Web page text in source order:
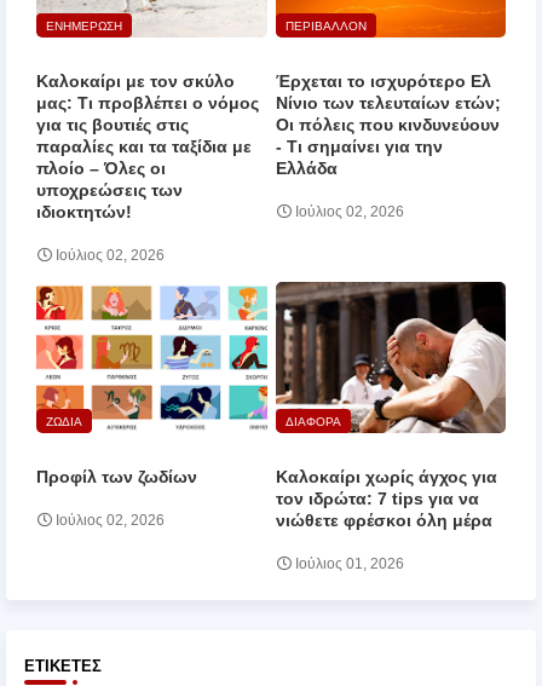
ΕΝΗΜΕΡΩΣΗ
Καλοκαίρι με τον σκύλο
μας: Τι προβλέπει ο νόμος
για τις βουτιές στις
παραλίες και τα ταξίδια με
πλοίο – Όλες οι
υποχρεώσεις των
ιδιοκτητών!
Ιούλιος 02, 2026
ΠΕΡΙΒΑΛΛΟΝ
Έρχεται το ισχυρότερο Ελ
Νίνιο των τελευταίων ετών;
Οι πόλεις που κινδυνεύουν
‑ Τι σημαίνει για την
Ελλάδα
Ιούλιος 02, 2026
ΖΩΔΙΑ
Προφίλ των ζωδίων
Ιούλιος 02, 2026
ΔΙΑΦΟΡΑ
Καλοκαίρι χωρίς άγχος για
τον ιδρώτα: 7 tips για να
νιώθετε φρέσκοι όλη μέρα
Ιούλιος 01, 2026
ΕΤΙΚΈΤΕΣ